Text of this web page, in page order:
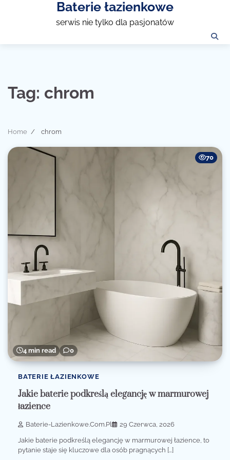
Baterie łazienkowe
serwis nie tylko dla pasjonatów
Tag: chrom
Home chrom
4 min read 0
70
BATERIE ŁAZIENKOWE
Jakie baterie podkreślą elegancję w marmurowej
łazience
Baterie-Lazienkowe.com.pl 29 Czerwca, 2026
Jakie baterie podkreślą elegancję w marmurowej łazience, to
pytanie staje się kluczowe dla osób pragnących […]